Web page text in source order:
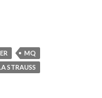
MQ
STRAUSS